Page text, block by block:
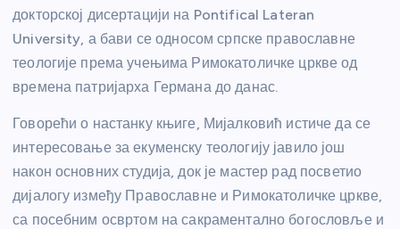
докторској дисертацији на Pontifical Lateran
University, а бави се односом српске православне
теологије према учењима Римокатоличке цркве од
времена патријарха Германа до данас.
Говорећи о настанку књиге, Мијалковић истиче да се
интересовање за екуменску теологију јавило још
након основних студија, док је мастер рад посветио
дијалогу између Православне и Римокатоличке цркве,
са посебним освртом на сакраментално богословље и